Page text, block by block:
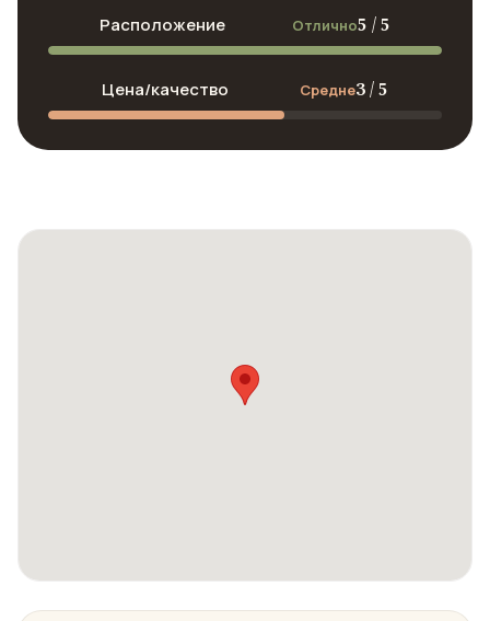
Расположение Отлично5 / 5
Цена/качество Средне3 / 5